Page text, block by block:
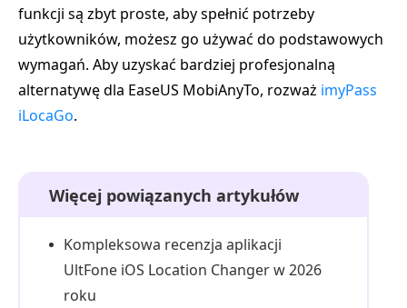
funkcji są zbyt proste, aby spełnić potrzeby
użytkowników, możesz go używać do podstawowych
wymagań. Aby uzyskać bardziej profesjonalną
alternatywę dla EaseUS MobiAnyTo, rozważ imyPass
iLocaGo.
Więcej powiązanych artykułów
Kompleksowa recenzja aplikacji
UltFone iOS Location Changer w 2026
roku